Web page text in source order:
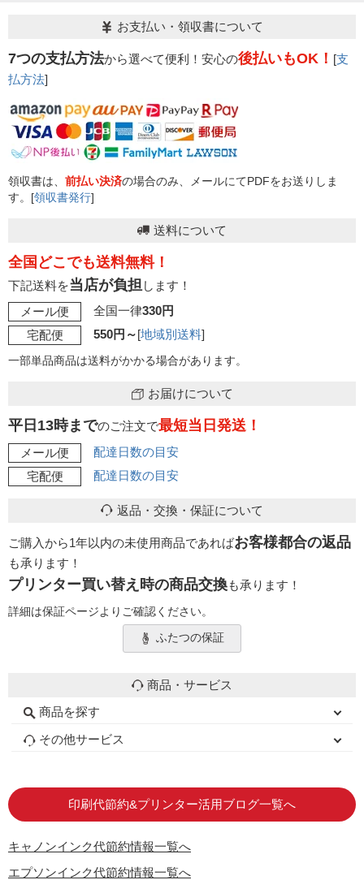
お支払い・領収書について
7つの支払方法から選べて便利！安心の後払いもOK！ [支
払方法]
領収書は、 前払い決済の場合のみ、メールにてPDFをお送りしま
す。[領収書発行]
送料について
全国どこでも送料無料！
下記送料を当店が負担 します！
メール便
全国一律330円
宅配便
550円～[地域別送料]
一部単品商品は送料がかかる場合があります。
お届けについて
平日13時までのご注文で最短当日発送！
メール便
配達日数の目安
宅配便
配達日数の目安
返品・交換・保証について
ご購入から1年以内の未使用商品であればお客様都合の返品
も承ります！
プリンター買い替え時の商品交換も承ります！
詳細は保証ページよりご確認ください。
ふたつの保証
商品・サービス
商品を探す
初心者用セット
キャノンインク
エプソンインク
ブラザーインク
詰め替えインク
互換インクボトル
互換インクカートリッジ
再生インクカートリッジ
トナーカートリッジ
その他サービス
印刷代節約&プリンター活用ブログ一覧へ
キャノンインク代節約情報一覧へ
エプソンインク代節約情報一覧へ